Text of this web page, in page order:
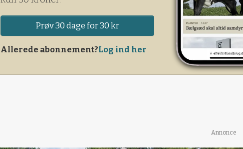
Prøv 30 dage for 30 kr
Allerede abonnement?Log ind her
Annonce